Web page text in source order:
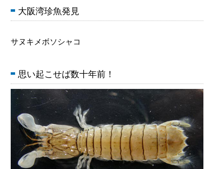
大阪湾珍魚発見
サヌキメボソシャコ
思い起こせば数十年前！